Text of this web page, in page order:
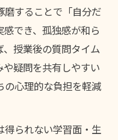
磨することで「自分だ
でき、孤独感が和ら
、授業後の質問タイム
疑問を共有しやすい
の心理的な負担を軽減
得られない学習面・生